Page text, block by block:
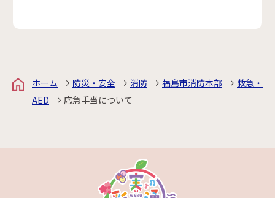
ホーム 防災・安全 消防 福島市消防本部
救急・
AED
応急手当について